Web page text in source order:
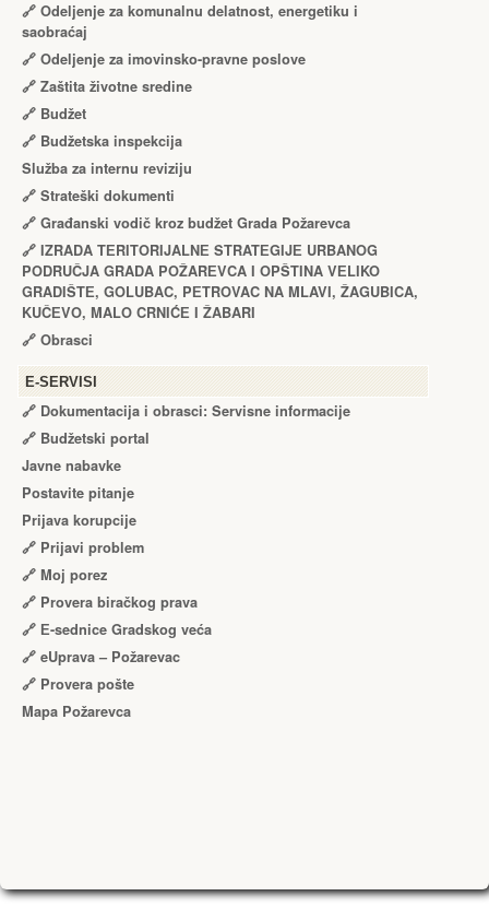
🔗 Odeljenje za komunalnu delatnost, energetiku i
saobraćaj
🔗 Odeljenje za imovinsko-pravne poslove
🔗 Zaštita životne sredine
🔗 Budžet
🔗 Budžetska inspekcija
Služba za internu reviziju
🔗 Strateški dokumenti
🔗 Građanski vodič kroz budžet Grada Požarevca
🔗 IZRADA TЕRITORIJALNЕ STRATЕGIJЕ URBANOG
PODRUČJA GRADA POŽARЕVCA I OPŠTINA VЕLIKO
GRADIŠTЕ, GOLUBAC, PЕTROVAC NA MLAVI, ŽAGUBICA,
KUČЕVO, MALO CRNIĆЕ I ŽABARI
🔗 Obrasci
Е-SERVISI
🔗 Dokumentacija i obrasci: Servisne informacije
🔗 Budžetski portal
Javne nabavke
Postavite pitanje
Prijava korupcije
🔗 Prijavi problem
🔗 Moj porez
🔗 Provera biračkog prava
🔗 Е-sednice Gradskog veća
🔗 eUprava – Požarevac
🔗 Provera pošte
Mapa Požarevca